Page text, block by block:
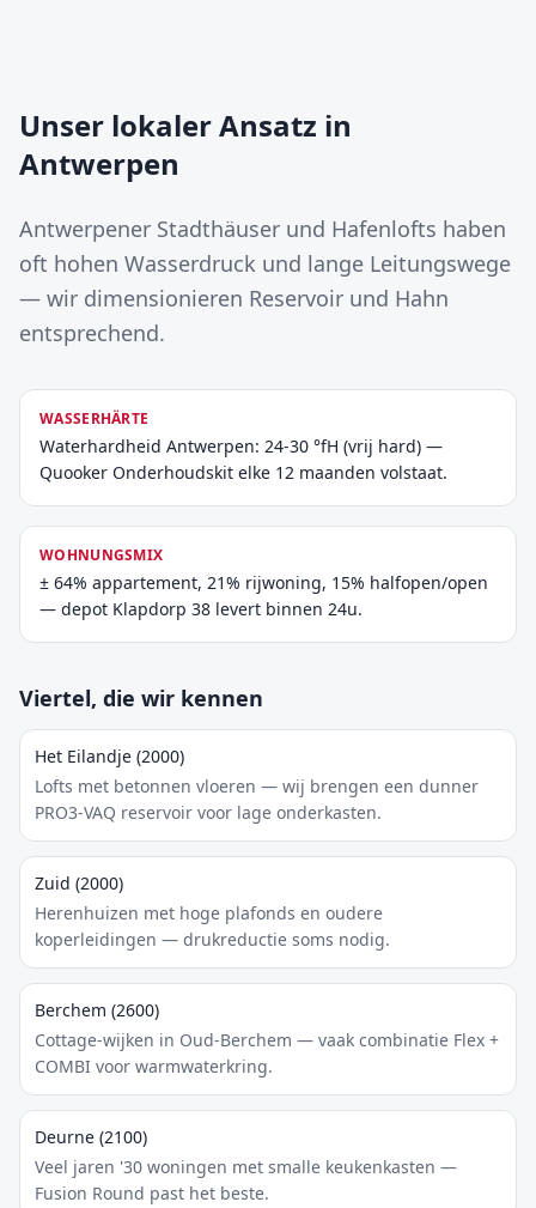
Unser lokaler Ansatz in
Antwerpen
Antwerpener Stadthäuser und Hafenlofts haben
oft hohen Wasserdruck und lange Leitungswege
— wir dimensionieren Reservoir und Hahn
entsprechend.
WASSERHÄRTE
Waterhardheid Antwerpen: 24-30 °fH (vrij hard) —
Quooker Onderhoudskit elke 12 maanden volstaat.
WOHNUNGSMIX
± 64% appartement, 21% rijwoning, 15% halfopen/open
— depot Klapdorp 38 levert binnen 24u.
Viertel, die wir kennen
Het Eilandje (2000)
Lofts met betonnen vloeren — wij brengen een dunner
PRO3-VAQ reservoir voor lage onderkasten.
Zuid (2000)
Herenhuizen met hoge plafonds en oudere
koperleidingen — drukreductie soms nodig.
Berchem (2600)
Cottage-wijken in Oud-Berchem — vaak combinatie Flex +
COMBI voor warmwaterkring.
Deurne (2100)
Veel jaren '30 woningen met smalle keukenkasten —
Fusion Round past het beste.